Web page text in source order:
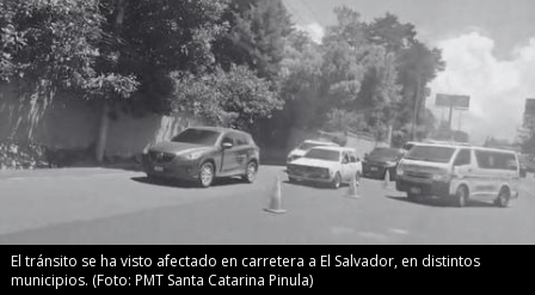
El tránsito se ha visto afectado en carretera a El Salvador, en distintos
municipios. (Foto: PMT Santa Catarina Pinula)